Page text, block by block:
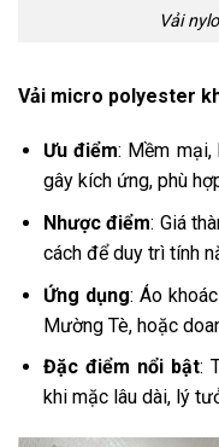
Vải
Vải micro polyester
Ưu điểm: Mềm mại,
gây kích ứng, phù
Nhược điểm: Giá
cách để duy trì tính
Ứng dụng: Áo
Mường Tè, hoặc
Đặc điểm nổi bật:
khi mặc lâu dài, lý